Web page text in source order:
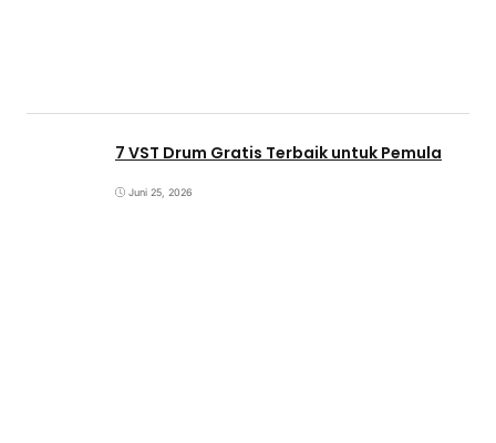
7 VST Drum Gratis Terbaik untuk Pemula
Juni 25, 2026